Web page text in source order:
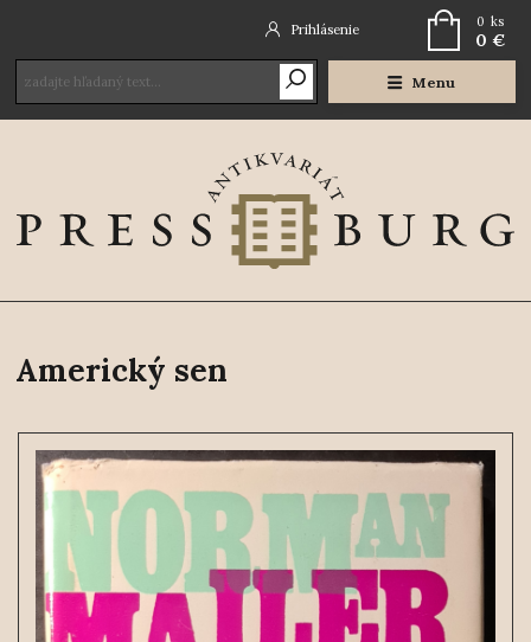
Menu
Prihlásenie 0 ks
0 €
Americký sen